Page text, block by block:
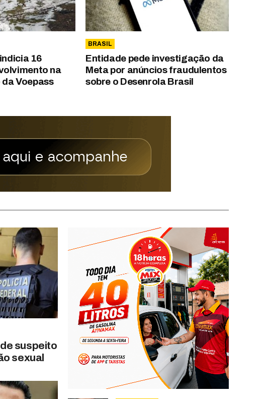
16
na
Voepass
BRASIL
Entidade pede investigação da
Meta por anúncios fraudulentos
sobre o Desenrola Brasil
suspeito
sexual